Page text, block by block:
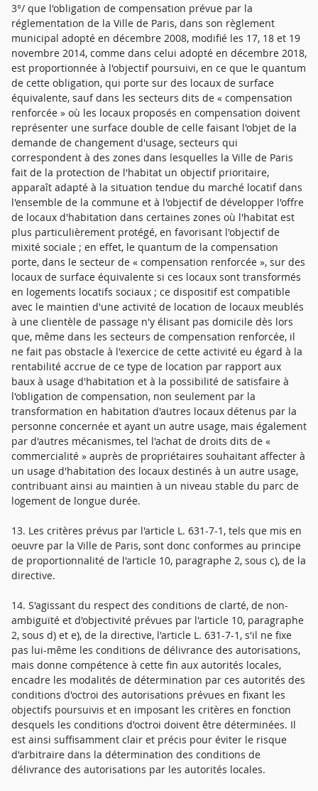
3°/ que l'obligation de compensation prévue par la
réglementation de la Ville de Paris, dans son règlement
municipal adopté en décembre 2008, modifié les 17, 18 et 19
novembre 2014, comme dans celui adopté en décembre 2018,
est proportionnée à l'objectif poursuivi, en ce que le quantum
de cette obligation, qui porte sur des locaux de surface
équivalente, sauf dans les secteurs dits de « compensation
renforcée » où les locaux proposés en compensation doivent
représenter une surface double de celle faisant l'objet de la
demande de changement d'usage, secteurs qui
correspondent à des zones dans lesquelles la Ville de Paris
fait de la protection de l'habitat un objectif prioritaire,
apparaît adapté à la situation tendue du marché locatif dans
l'ensemble de la commune et à l'objectif de développer l'offre
de locaux d'habitation dans certaines zones où l'habitat est
plus particulièrement protégé, en favorisant l'objectif de
mixité sociale ; en effet, le quantum de la compensation
porte, dans le secteur de « compensation renforcée », sur des
locaux de surface équivalente si ces locaux sont transformés
en logements locatifs sociaux ; ce dispositif est compatible
avec le maintien d'une activité de location de locaux meublés
à une clientèle de passage n'y élisant pas domicile dès lors
que, même dans les secteurs de compensation renforcée, il
ne fait pas obstacle à l'exercice de cette activité eu égard à la
rentabilité accrue de ce type de location par rapport aux
baux à usage d'habitation et à la possibilité de satisfaire à
l'obligation de compensation, non seulement par la
transformation en habitation d'autres locaux détenus par la
personne concernée et ayant un autre usage, mais également
par d'autres mécanismes, tel l'achat de droits dits de «
commercialité » auprès de propriétaires souhaitant affecter à
un usage d'habitation des locaux destinés à un autre usage,
contribuant ainsi au maintien à un niveau stable du parc de
logement de longue durée.
13. Les critères prévus par l'article L. 631-7-1, tels que mis en
oeuvre par la Ville de Paris, sont donc conformes au principe
de proportionnalité de l'article 10, paragraphe 2, sous c), de la
directive.
14. S'agissant du respect des conditions de clarté, de non-
ambiguïté et d'objectivité prévues par l'article 10, paragraphe
2, sous d) et e), de la directive, l'article L. 631-7-1, s'il ne fixe
pas lui-même les conditions de délivrance des autorisations,
mais donne compétence à cette fin aux autorités locales,
encadre les modalités de détermination par ces autorités des
conditions d'octroi des autorisations prévues en fixant les
objectifs poursuivis et en imposant les critères en fonction
desquels les conditions d'octroi doivent être déterminées. Il
est ainsi suffisamment clair et précis pour éviter le risque
d'arbitraire dans la détermination des conditions de
délivrance des autorisations par les autorités locales.